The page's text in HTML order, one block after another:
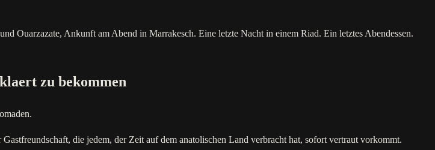
Ouarzazate, Ankunft am Abend in Marrakesch. Eine letzte Nacht in einem Riad. Ein letztes Abendessen.
zu bekommen
die jedem, der Zeit auf dem anatolischen Land verbracht hat, sofort vertraut vorkommt.